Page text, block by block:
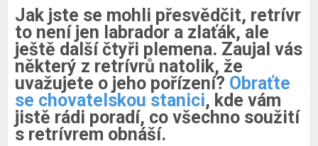
Jak jste se mohli přesvědčit, retrívr
to není jen labrador a zlaťák, ale
ještě další čtyři plemena. Zaujal vás
některý z retrívrů natolik, že
uvažujete o jeho pořízení? Obraťte
se chovatelskou stanici, kde vám
jistě rádi poradí, co všechno soužití
s retrívrem obnáší.